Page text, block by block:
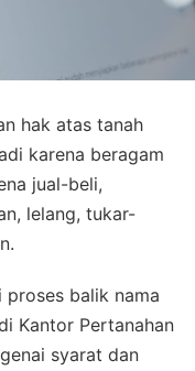
hak atas tanah
karena beragam
jual-beli,
lelang, tukar-
proses balik nama
Kantor Pertanahan
syarat dan